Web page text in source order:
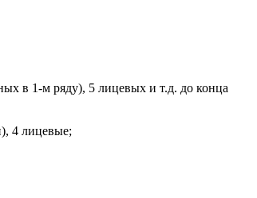
в 1-м ряду), 5 лицевых и т.д. до конца
4 лицевые;